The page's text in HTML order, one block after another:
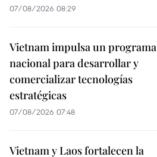
07/08/2026 08:29
Vietnam impulsa un programa
nacional para desarrollar y
comercializar tecnologías
estratégicas
07/08/2026 07:48
Vietnam y Laos fortalecen la